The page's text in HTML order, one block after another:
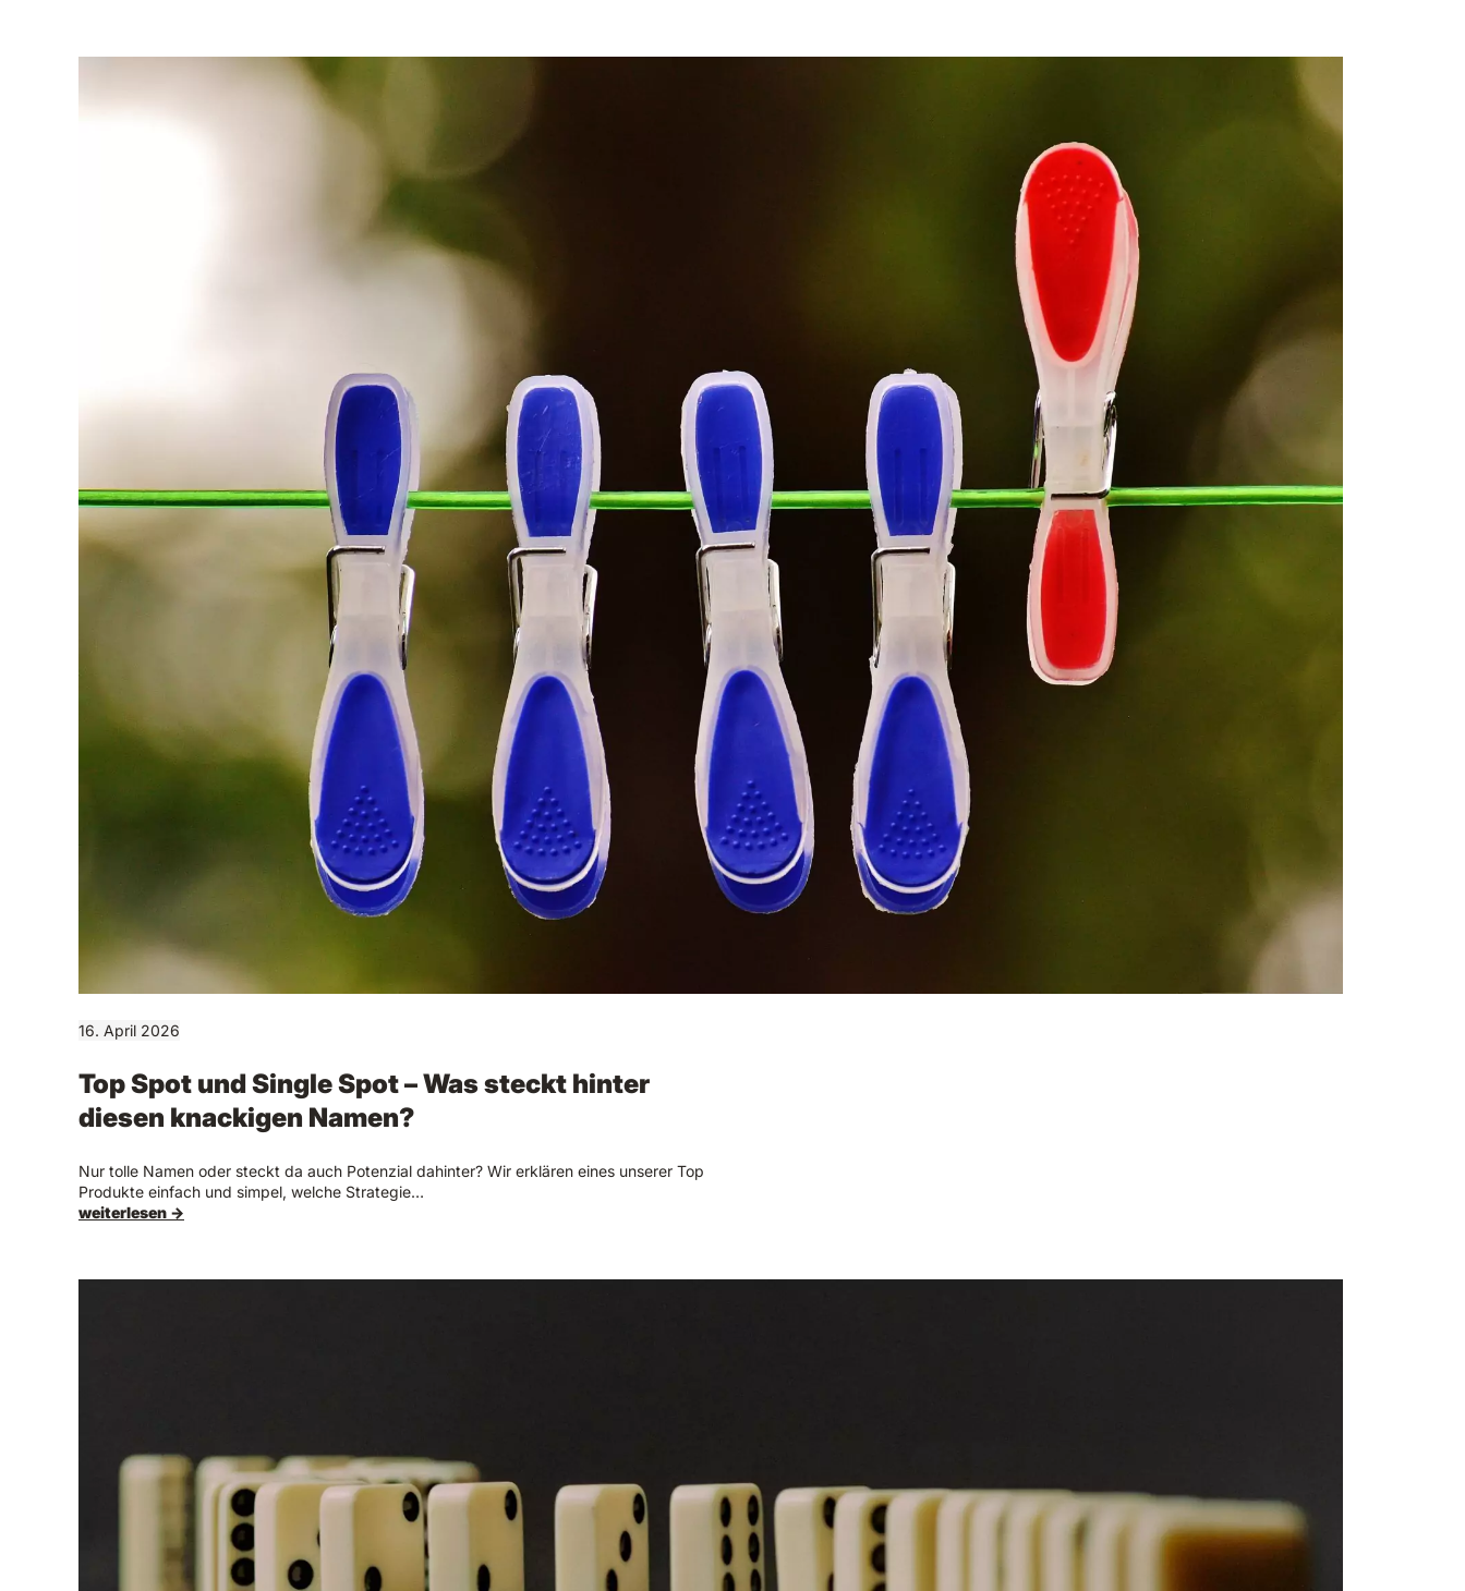
16. April 2026
Top Spot und Single Spot – Was steckt hinter
diesen knackigen Namen?
Nur tolle Namen oder steckt da auch Potenzial dahinter? Wir erklären eines unserer Top
Produkte einfach und simpel, welche Strategie…
weiterlesen →